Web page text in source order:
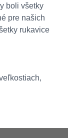
boli všetky
pre našich
rukavice